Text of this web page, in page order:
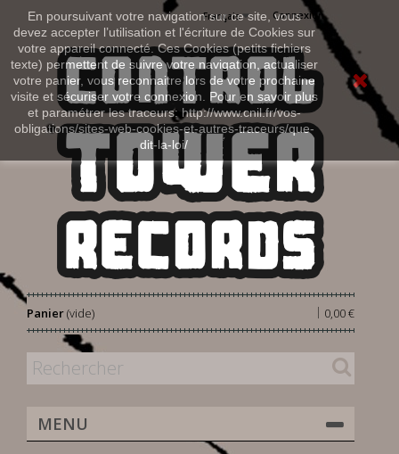
En poursuivant votre navigation sur ce site, vous
devez accepter l’utilisation et l'écriture de Cookies sur
votre appareil connecté. Ces Cookies (petits fichiers
texte) permettent de suivre votre navigation, actualiser
votre panier, vous reconnaitre lors de votre prochaine
visite et sécuriser votre connexion. Pour en savoir plus
et paramétrer les traceurs: http://www.cnil.fr/vos-
obligations/sites-web-cookies-et-autres-traceurs/que-
dit-la-loi/
Connexion
Français
Panier 0,00 €
|
(vide)
MENU